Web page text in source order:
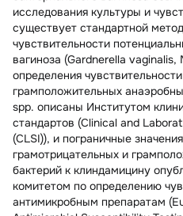
исследования культуры и
существует стандартной
чувствительности
вагиноза (Gardnerella
определения
грамположительных
spp. описаны Институтом
стандартов (Clinical and
(CLSI)), и пограничные
грамотрицательных и
бактерий к клиндамицину
комитетом по определению
антимикробным препаратам